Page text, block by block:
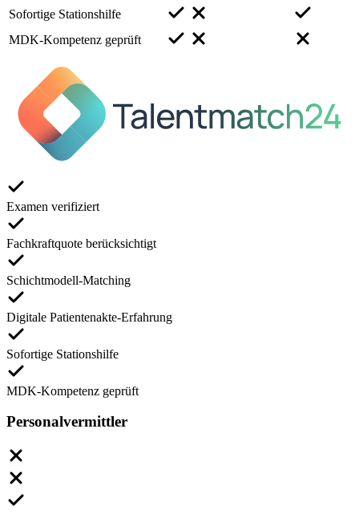
Sofortige Stationshilfe
MDK-Kompetenz geprüft
Examen verifiziert
Fachkraftquote berücksichtigt
Schichtmodell-Matching
Digitale Patientenakte-Erfahrung
Sofortige Stationshilfe
MDK-Kompetenz geprüft
Personalvermittler